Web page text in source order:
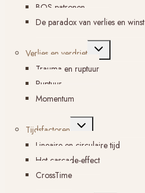
BOS-patronen
De paradox van verlies en winst
Verlies en verdriet
Toggle
Trauma en ruptuur
Ruptuur
Momentum
Tijdsfactoren
Toggle
submenu
Lineaire en circulaire tijd
Het cascade-effect
CrossTime